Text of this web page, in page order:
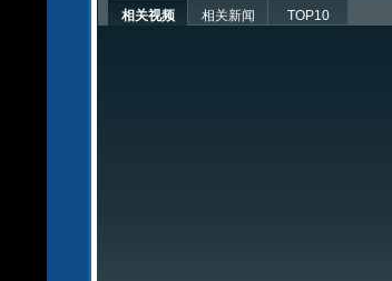
相关视频 相关新闻 TOP10